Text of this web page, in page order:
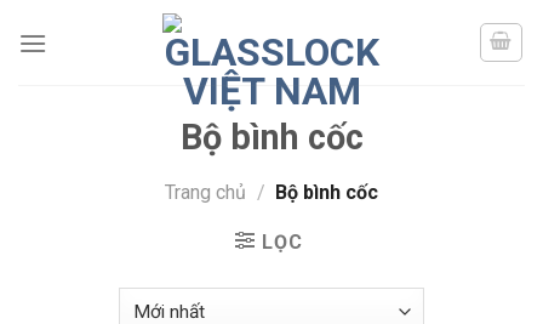
Bộ bình cốc
Trang chủ / Bộ bình cốc
LỌC